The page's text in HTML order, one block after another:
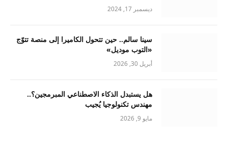
ديسمبر 17, 2024
سينا سالم.. حين تتحول الكاميرا إلى منصة تتوّج
«التوب موديل»
أبريل 30, 2026
هل يستبدل الذكاء الاصطناعي المبرمجين؟..
مهندس تكنولوجيا يُجيب
مايو 9, 2026